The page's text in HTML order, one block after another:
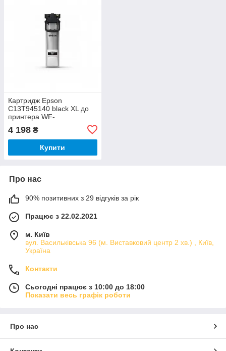
Картридж Epson
C13T945140 black XL до
принтера WF-
C5790DWF/WF-C5290DW
WF-C5710DWF/WF-
C5210DW
4 198 ₴
Купити
Про нас
90% позитивних з 29 відгуків за рік
Працює з 22.02.2021
м. Київ
вул. Васильківська 96 (м. Виставковий центр 2 хв.) , Київ,
Україна
Контакти
Сьогодні працює з 10:00 до 18:00
Показати весь графік роботи
Про нас